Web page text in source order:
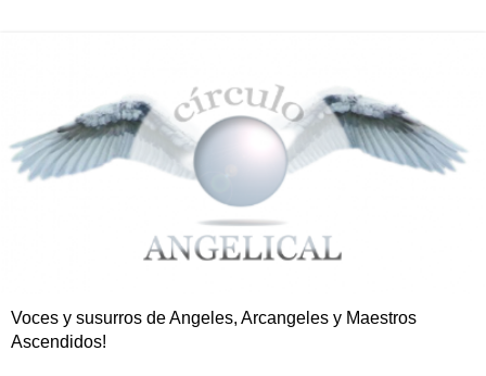
Voces y susurros de Angeles, Arcangeles y Maestros
Ascendidos!